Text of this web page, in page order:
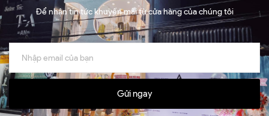
Để nhận tin tức khuyến mãi từ cửa hàng của chúng tôi
Gửi ngay